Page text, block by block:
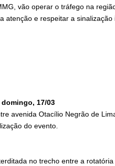
vão operar o tráfego na
atenção e respeitar a
17/03
avenida Otacílio Negrão de
do evento.
no trecho entre a